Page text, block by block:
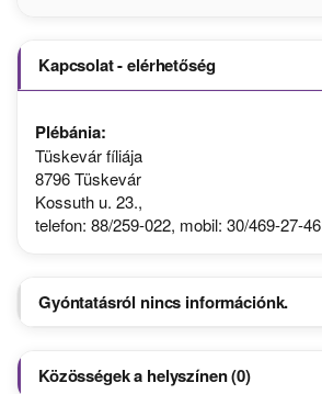
Kapcsolat - elérhetőség
Plébánia:
Tüskevár fíliája
8796 Tüskevár
Kossuth u. 23.,
telefon: 88/259-022, mobil: 30/469-27-46
Gyóntatásról nincs információnk.
Közösségek a helyszínen (0)